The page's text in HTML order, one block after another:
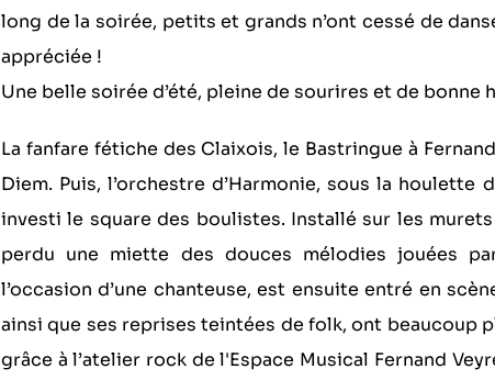
long de la soirée, petits et grands n’ont cessé de
appréciée !
Une belle soirée d’été, pleine de sourires et de bonne
La fanfare fétiche des Claixois, le Bastringue à
Diem. Puis, l’orchestre d’Harmonie, sous la
investi le square des boulistes. Installé sur les
perdu une miette des douces mélodies jouées
l’occasion d’une chanteuse, est ensuite entré en
ainsi que ses reprises teintées de folk, ont beaucoup
grâce à l’atelier rock de l'Espace Musical Fernand